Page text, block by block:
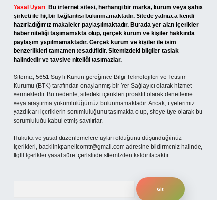
Yasal Uyarı: Bu internet sitesi, herhangi bir marka, kurum veya şahıs
şirketi ile hiçbir bağlantısı bulunmamaktadır. Sitede yalnızca kendi
hazırladığımız makaleler paylaşılmaktadır. Burada yer alan içerikler
haber niteliği taşımamakta olup, gerçek kurum ve kişiler hakkında
paylaşım yapılmamaktadır. Gerçek kurum ve kişiler ile isim
benzerlikleri tamamen tesadüfidir. Sitemizdeki bilgiler taslak
halindedir ve tavsiye niteliği taşımazlar.
Sitemiz, 5651 Sayılı Kanun gereğince Bilgi Teknolojileri ve İletişim
Kurumu (BTK) tarafından onaylanmış bir Yer Sağlayıcı olarak hizmet
vermektedir. Bu nedenle, sitedeki içerikleri proaktif olarak denetleme
veya araştırma yükümlülüğümüz bulunmamaktadır. Ancak, üyelerimiz
yazdıkları içeriklerin sorumluluğunu taşımakta olup, siteye üye olarak bu
sorumluluğu kabul etmiş sayılırlar.
Hukuka ve yasal düzenlemelere aykırı olduğunu düşündüğünüz
içerikleri, backlinkpanelicomtr@gmail.com adresine bildirmeniz halinde,
ilgili içerikler yasal süre içerisinde sitemizden kaldırılacaktır.